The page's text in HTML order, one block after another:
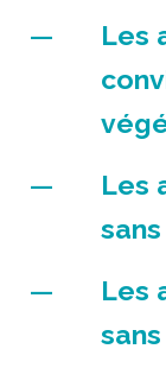
Les
Les
Les